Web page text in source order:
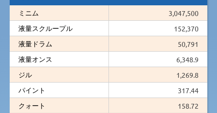
ミニム
3,047,500
液量スクループル
152,370
液量ドラム
50,791
液量オンス
6,348.9
ジル
1,269.8
パイント
317.44
クォート
158.72